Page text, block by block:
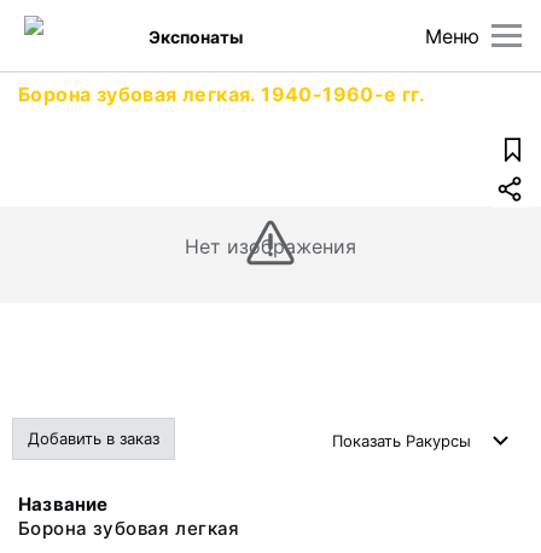
Меню
Экспонаты
Борона зубовая легкая. 1940-1960-е гг.
Нет изображения
Добавить в заказ Показать Ракурсы
Название
Борона зубовая легкая